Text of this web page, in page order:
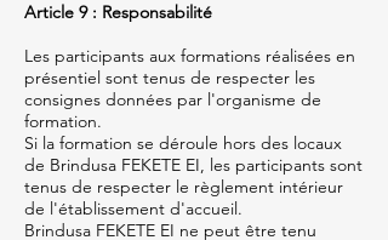
Article 9 : Responsabilité
Les participants aux formations réalisées en
présentiel sont tenus de respecter les
consignes données par l'organisme de
formation.
Si la formation se déroule hors des locaux
de Brindusa FEKETE EI, les participants sont
tenus de respecter le règlement intérieur
de l'établissement d'accueil.
Brindusa FEKETE EI ne peut être tenu